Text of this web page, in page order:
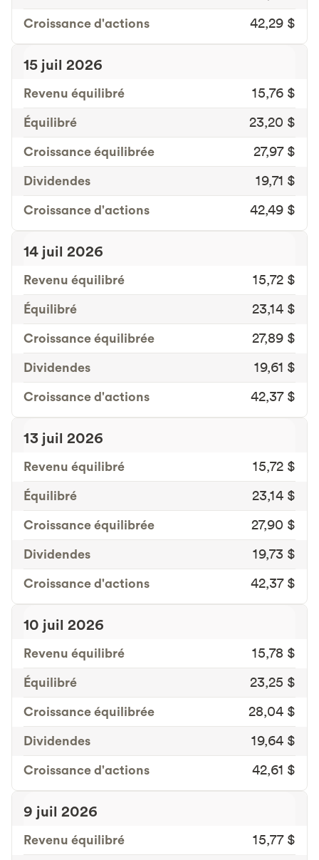
Croissance d'actions
42,29 $
15 juil 2026
Revenu équilibré
15,76 $
Équilibré
23,20 $
Croissance équilibrée
27,97 $
Dividendes
19,71 $
Croissance d'actions
42,49 $
14 juil 2026
Revenu équilibré
15,72 $
Équilibré
23,14 $
Croissance équilibrée
27,89 $
Dividendes
19,61 $
Croissance d'actions
42,37 $
13 juil 2026
Revenu équilibré
15,72 $
Équilibré
23,14 $
Croissance équilibrée
27,90 $
Dividendes
19,73 $
Croissance d'actions
42,37 $
10 juil 2026
Revenu équilibré
15,78 $
Équilibré
23,25 $
Croissance équilibrée
28,04 $
Dividendes
19,64 $
Croissance d'actions
42,61 $
9 juil 2026
Revenu équilibré
15,77 $